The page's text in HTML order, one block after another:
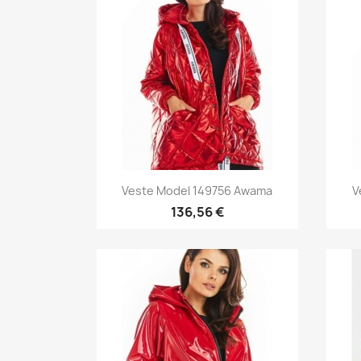
Aperçu rapide
Veste Model 149756 Awama
136,56 €